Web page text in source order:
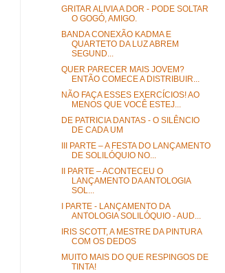
GRITAR ALIVIA A DOR - PODE SOLTAR
O GOGÓ, AMIGO.
BANDA CONEXÃO KADMA E
QUARTETO DA LUZ ABREM
SEGUND...
QUER PARECER MAIS JOVEM?
ENTÃO COMECE A DISTRIBUIR...
NÃO FAÇA ESSES EXERCÍCIOS! AO
MENOS QUE VOCÊ ESTEJ...
DE PATRICIA DANTAS - O SILÊNCIO
DE CADA UM
III PARTE – A FESTA DO LANÇAMENTO
DE SOLILÓQUIO NO...
II PARTE – ACONTECEU O
LANÇAMENTO DA ANTOLOGIA
SOL...
I PARTE - LANÇAMENTO DA
ANTOLOGIA SOLILÓQUIO - AUD...
IRIS SCOTT, A MESTRE DA PINTURA
COM OS DEDOS
MUITO MAIS DO QUE RESPINGOS DE
TINTA!